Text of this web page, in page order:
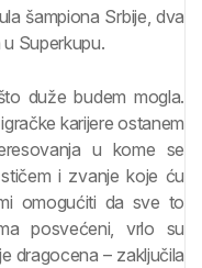
šampiona Srbije, dva
Superkupu.
duže budem mogla.
karijere ostanem
u kome se
i zvanje koje ću
omogućiti da sve to
posvećeni, vrlo su
dragocena – zaključila